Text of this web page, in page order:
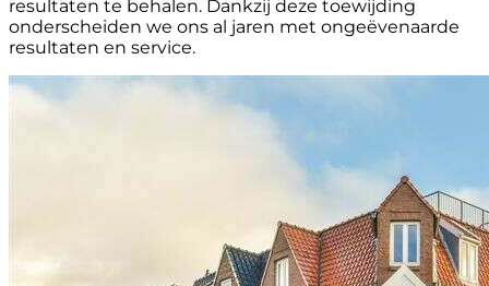
resultaten te behalen. Dankzij deze toewijding
onderscheiden we ons al jaren met ongeëvenaarde
resultaten en service.